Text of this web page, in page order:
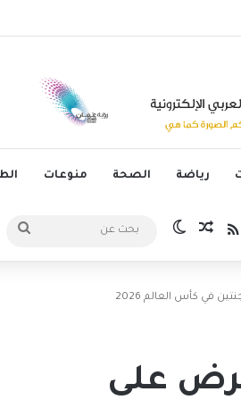
رياضة الصحة منوعات
ملخص الموقع RSS
مقال عشوائي
الوضع المظلم
عن
في كأس العالم 2026
على